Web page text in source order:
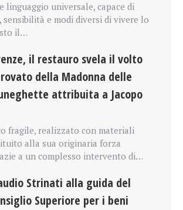
linguaggio universale, capace di
e modi diversi di vivere lo
il…
il restauro svela il volto
della Madonna delle
attribuita a Jacopo
fragile, realizzato con materiali
alla sua originaria forza
a un complesso intervento di…
Strinati alla guida del
Superiore per i beni